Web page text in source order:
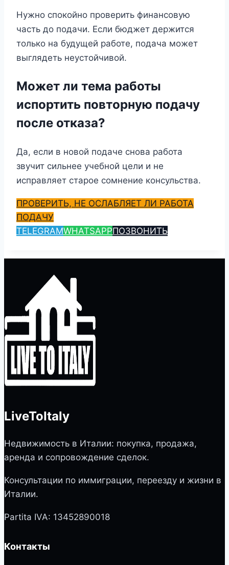
Нужно спокойно проверить финансовую
часть до подачи. Если бюджет держится
только на будущей работе, подача может
выглядеть неустойчивой.
Может ли тема работы
испортить повторную подачу
после отказа?
Да, если в новой подаче снова работа
звучит сильнее учебной цели и не
исправляет старое сомнение консульства.
ПРОВЕРИТЬ, НЕ ОСЛАБЛЯЕТ ЛИ РАБОТА
ПОДАЧУ
TELEGRAMWHATSAPPПОЗВОНИТЬ
LiveToItaly
Недвижимость в Италии: покупка, продажа,
аренда и сопровождение сделок.
Консультации по иммиграции, переезду и жизни в
Италии.
Partita IVA: 13452890018
Контакты